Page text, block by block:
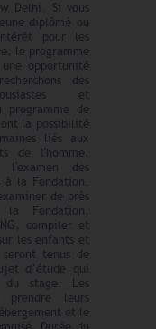
Delhi. Si vous
diplômé ou
pour les
le programme
opportunité
des
et
programme de
la possibilité
liés aux
de l'homme,
des
à la Fondation.
de près
Fondation,
compiler et
les enfants et
tenus de
d’étude qui
stage. Les
prendre leurs
et le